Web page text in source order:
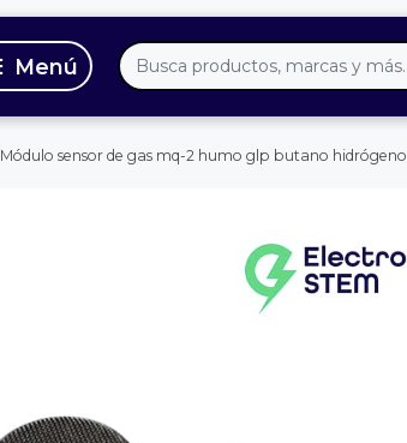
Módulo sensor de gas mq-2 humo glp butano hidrógeno